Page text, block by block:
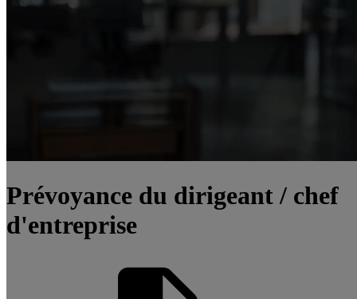
Prévoyance du dirigeant / chef
d'entreprise